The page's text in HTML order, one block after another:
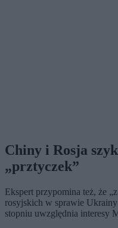
Chiny i Rosja
„prztyczek”
Ekspert przypomina też, że
rosyjskich w sprawie
stopniu uwzględnia interesy